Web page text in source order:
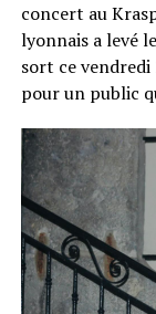
concert au
lyonnais a levé
sort ce vendredi
pour un public